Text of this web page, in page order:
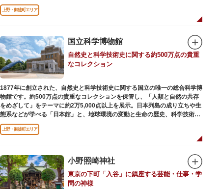
からなり、89件の国宝を所蔵。常に貴重な文化財を公開し、講座や講演会、
ワークショップなどを実施しています。国宝や重要文化財などの名品をたど
りながら、真の美術史を堪能し価値あるひと時を過ごしてみてはいかがでし
吹き抜けのエントランスに大理石の大階段がある本館では、壁時計やステン
ドグラスなど格調高い内部装飾にも注目してみてください。初めて来館する
方や時間が限られている方などに向け提案されたコース（日本美術入門／た
てものめぐり／仏像大好き）を参考にめぐるのも良いでしょう。
敷地内にはレストランやミュージアムショップのほか緑豊かな庭園も。季節
ごとの彩りを感じながらゆったりと散策するのもおすすめです。
上野・御徒町エリア
国立科学博物館
自然史と科学技術史に関する約500万点の貴重
なコレクション
1877年に創立された、自然史と科学技術史に関する国立の唯一の総合科学博
物館です。約500万点の貴重なコレクションを保管し、「人類と自然の共存
をめざして」をテーマに約2万5,000点以上を展示。日本列島の成り立ちや生
態系などが学べる「日本館」と、地球環境の変動と生命の歴史、科学技術の
進歩などが学べる「地球館」の2つの常設展示をメインに、特別展・企画展
などから構成されています。
2005年「愛・地球博」の長久手日本館で人気を博した「地球の部屋」を移設
100万分の1の大きさ）のドームの内側すべてがスクリーンになっている世界
初のシアターで、月ごとに変わるオリジナル映像を上映しています。
楽しみながら学習できるイベント企画や、恐竜をはじめとした様々な実物標
本、子ども向けのコーナーもあり、お子様連れでも楽しめる博物館です。
上野・御徒町エリア
小野照崎神社
東京の下町「入谷」に鎮座する芸能・仕事・学
問の神様